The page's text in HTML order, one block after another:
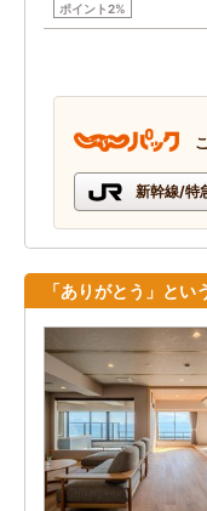
ポイント2%
新幹線/特
「ありがとう」とい